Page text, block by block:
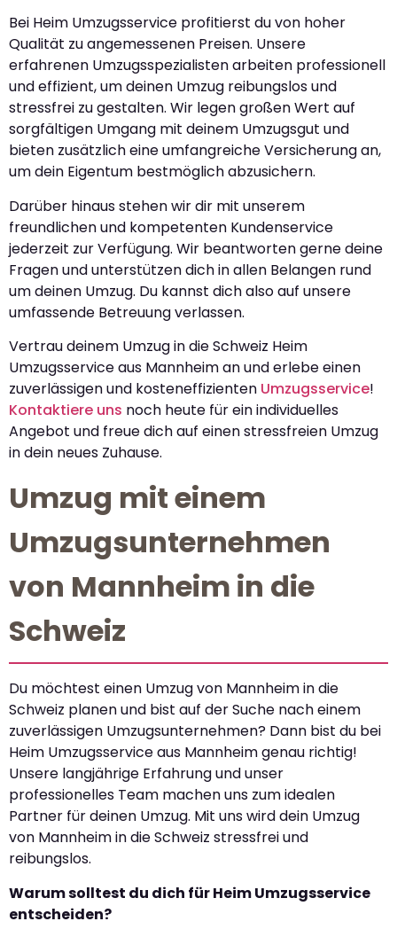
Bei Heim Umzugsservice profitierst du von hoher
Qualität zu angemessenen Preisen. Unsere
erfahrenen Umzugsspezialisten arbeiten professionell
und effizient, um deinen Umzug reibungslos und
stressfrei zu gestalten. Wir legen großen Wert auf
sorgfältigen Umgang mit deinem Umzugsgut und
bieten zusätzlich eine umfangreiche Versicherung an,
um dein Eigentum bestmöglich abzusichern.
Darüber hinaus stehen wir dir mit unserem
freundlichen und kompetenten Kundenservice
jederzeit zur Verfügung. Wir beantworten gerne deine
Fragen und unterstützen dich in allen Belangen rund
um deinen Umzug. Du kannst dich also auf unsere
umfassende Betreuung verlassen.
Vertrau deinem Umzug in die Schweiz Heim
Umzugsservice aus Mannheim an und erlebe einen
zuverlässigen und kosteneffizienten Umzugsservice!
Kontaktiere uns noch heute für ein individuelles
Angebot und freue dich auf einen stressfreien Umzug
in dein neues Zuhause.
Umzug mit einem
Umzugsunternehmen
von Mannheim in die
Schweiz
Du möchtest einen Umzug von Mannheim in die
Schweiz planen und bist auf der Suche nach einem
zuverlässigen Umzugsunternehmen? Dann bist du bei
Heim Umzugsservice aus Mannheim genau richtig!
Unsere langjährige Erfahrung und unser
professionelles Team machen uns zum idealen
Partner für deinen Umzug. Mit uns wird dein Umzug
von Mannheim in die Schweiz stressfrei und
reibungslos.
Warum solltest du dich für Heim Umzugsservice
entscheiden?